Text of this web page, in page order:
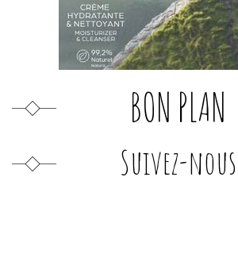
BON PLAN
Suivez-nous